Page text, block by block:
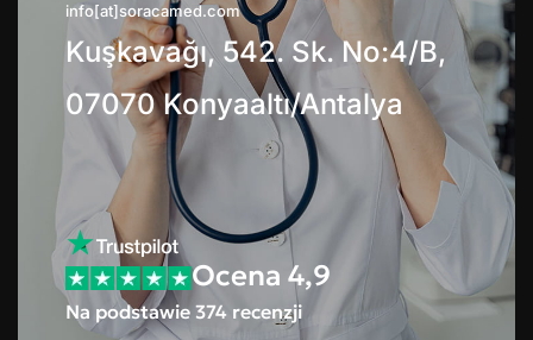
info[at]soracamed.com
Kuşkavağı, 542. Sk. No:4/B,
07070 Konyaaltı/Antalya
Ocena 4,9
Na podstawie 374 recenzji